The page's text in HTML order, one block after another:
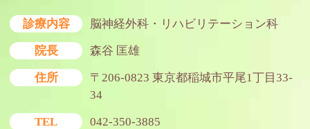
診療内容 脳神経外科・リハビリテーション科
院長 森谷 匡雄
住所
〒206-0823 東京都稲城市平尾1丁目33-
34
TEL 042-350-3885